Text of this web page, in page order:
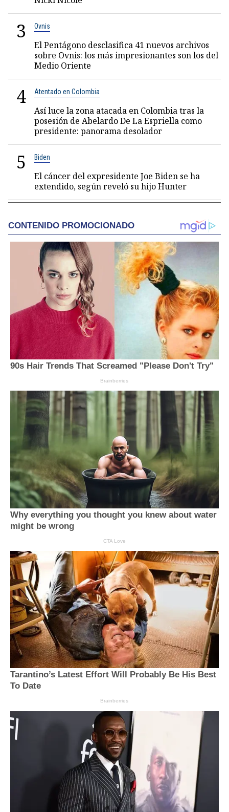
3 Ovnis
El Pentágono desclasifica 41 nuevos archivos
sobre Ovnis: los más impresionantes son los del
Medio Oriente
4 Atentado en Colombia
Así luce la zona atacada en Colombia tras la
posesión de Abelardo De La Espriella como
presidente: panorama desolador
5 Biden
El cáncer del expresidente Joe Biden se ha
extendido, según reveló su hijo Hunter